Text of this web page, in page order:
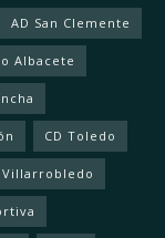
AD San Clemente
Albacete
CD Toledo
Villarrobledo